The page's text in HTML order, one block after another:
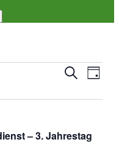
und
Suche
Tag
– 3. Jahrestag